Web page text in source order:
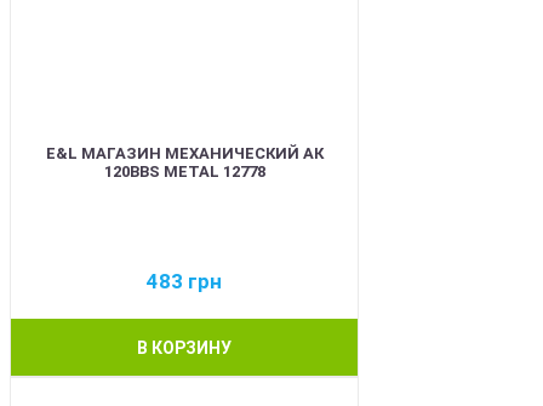
E&L МАГАЗИН МЕХАНИЧЕСКИЙ АК
120BBS METAL 12778
483 грн
В КОРЗИНУ